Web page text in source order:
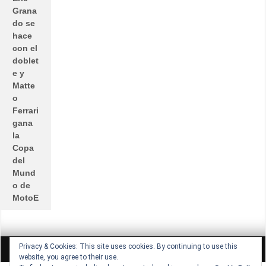
Privacy & Cookies: This site uses cookies. By continuing to use this
website, you agree to their use.
Grana
do se
hace
con el
doblet
e y
Matte
o
Ferrari
gana
la
Copa
del
Mund
o de
MotoE
All rights reserved © Lucio Lopez GP Theme by Seos Themes